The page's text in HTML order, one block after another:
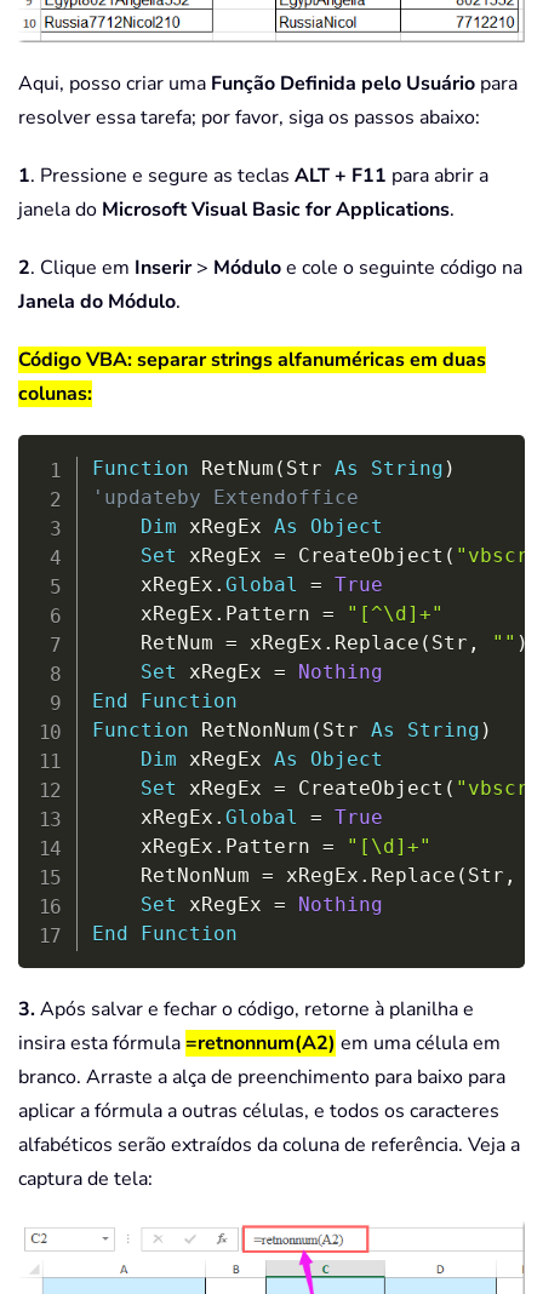
Aqui, posso criar uma Função Definida pelo Usuário para
resolver essa tarefa; por favor, siga os passos abaixo:
1. Pressione e segure as teclas ALT + F11 para abrir a
janela do Microsoft Visual Basic for Applications.
2. Clique em Inserir> Móduloe cole o seguinte código na
Janela do Módulo.
Código VBA: separar strings alfanuméricas em duas
colunas:
Function RetNum ( Str As String )
'updateby Extendoffice
Dim xRegEx As
Object
Set xRegEx = CreateObject (
    xRegEx
. Global = True
    xRegEx
. Pattern =
"[^\d]+"
    RetNum
= xRegEx . Replace ( Str , "" )
Set xRegEx =
Nothing
End
Function
Function RetNonNum ( Str As String )
Dim xRegEx As
Object
Set xRegEx = CreateObject (
    xRegEx
. Global = True
    xRegEx
. Pattern =
"[\d]+"
    RetNonNum
= xRegEx . Replace ( Str ,
Set xRegEx =
Nothing
End
Function
Copy
3.Após salvar e fechar o código, retorne à planilha e
insira esta fórmula=retnonnum(A2) em uma célula em
branco. Arraste a alça de preenchimento para baixo para
aplicar a fórmula a outras células, e todos os caracteres
alfabéticos serão extraídos da coluna de referência. Veja a
captura de tela: